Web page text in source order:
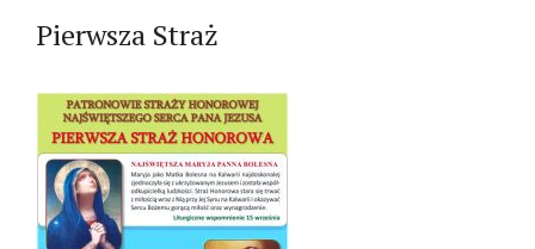
Pierwsza Straż